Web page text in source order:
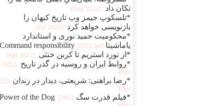
تکان داد
[2022 Aug]
*تلسکوپ جیمز وب تاریخ کیهان را
بازنویسی خواهد کرد
[2022 Jul]
*محکومیت حمید نوری و استاندارد
یاماشیتا Command responsibility [2022 Jul]
*از نورد استریم تا کربن خنثی [2022 Apr]
*روابط ایران و روسیه در گذر تاریخ
[2022
Apr]
*رضا براهنی: شریعتی، دیدار در زندان
Apr]
*فیلم قدرت سگ Power of the Dog [2022